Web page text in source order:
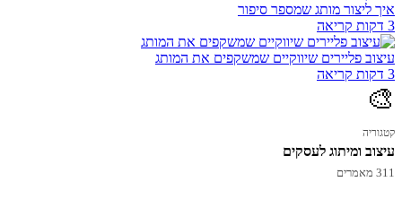
איך ליצור מותג שמספר סיפור
3 דקות קריאה
עיצוב פליירים שיווקיים שמשקפים את המותג
3 דקות קריאה
🎨
קטגוריה
עיצוב ומיתוג לעסקים
311 מאמרים